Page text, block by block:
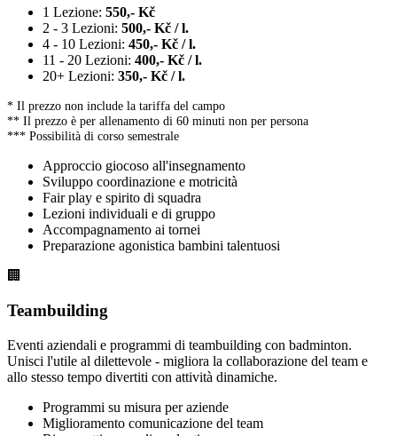
1 Lezione: 550,- Kč
2 - 3 Lezioni: 500,- Kč / l.
4 - 10 Lezioni: 450,- Kč / l.
11 - 20 Lezioni: 400,- Kč / l.
20+ Lezioni: 350,- Kč / l.
* Il prezzo non include la tariffa del campo
** Il prezzo è per allenamento di 60 minuti non per persona
*** Possibilità di corso semestrale
Approccio giocoso all'insegnamento
Sviluppo coordinazione e motricità
Fair play e spirito di squadra
Lezioni individuali e di gruppo
Accompagnamento ai tornei
Preparazione agonistica bambini talentuosi
🏢
Teambuilding
Eventi aziendali e programmi di teambuilding con badminton.
Unisci l'utile al dilettevole - migliora la collaborazione del team e
allo stesso tempo divertiti con attività dinamiche.
Programmi su misura per aziende
Miglioramento comunicazione del team